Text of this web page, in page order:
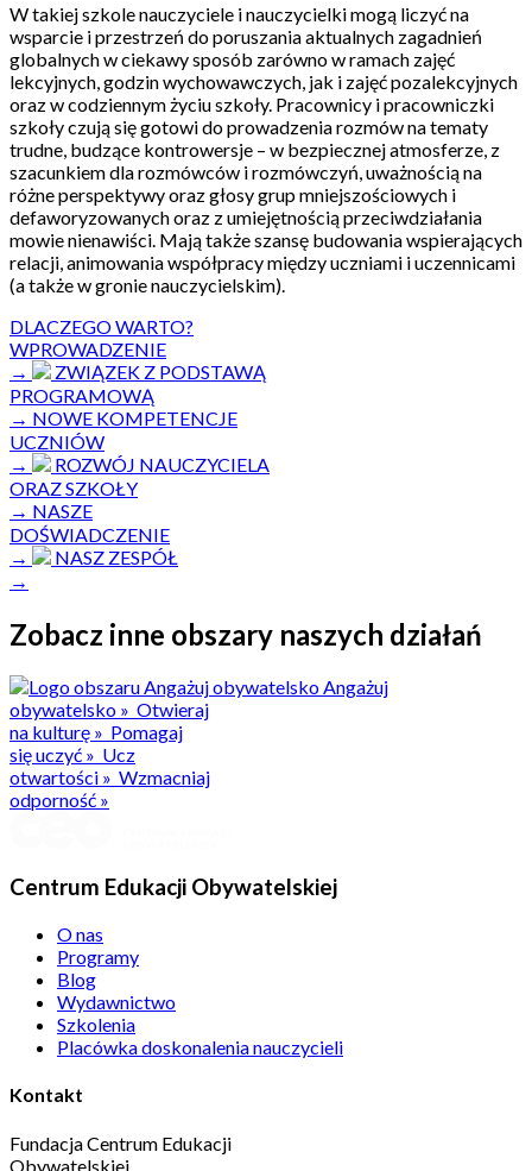
W takiej szkole nauczyciele i nauczycielki mogą liczyć na
wsparcie i przestrzeń do poruszania aktualnych zagadnień
globalnych w ciekawy sposób zarówno w ramach zajęć
lekcyjnych, godzin wychowawczych, jak i zajęć pozalekcyjnych
oraz w codziennym życiu szkoły. Pracownicy i pracowniczki
szkoły czują się gotowi do prowadzenia rozmów na tematy
trudne, budzące kontrowersje – w bezpiecznej atmosferze, z
szacunkiem dla rozmówców i rozmówczyń, uważnością na
różne perspektywy oraz głosy grup mniejszościowych i
defaworyzowanych oraz z umiejętnością przeciwdziałania
mowie nienawiści. Mają także szansę budowania wspierających
relacji, animowania współpracy między uczniami i uczennicami
(a także w gronie nauczycielskim).
DLACZEGO WARTO?
WPROWADZENIE
→
ZWIĄZEK Z PODSTAWĄ
PROGRAMOWĄ
→ NOWE KOMPETENCJE
UCZNIÓW
→
ROZWÓJ NAUCZYCIELA
ORAZ SZKOŁY
→ NASZE
DOŚWIADCZENIE
→
NASZ ZESPÓŁ
→
Zobacz inne obszary naszych działań
Angażuj
obywatelsko » Otwieraj
na kulturę » Pomagaj
się uczyć » Ucz
otwartości » Wzmacniaj
odporność »
Centrum Edukacji Obywatelskiej
O nas
Programy
Blog
Wydawnictwo
Szkolenia
Placówka doskonalenia nauczycieli
Kontakt
Fundacja Centrum Edukacji
Obywatelskiej